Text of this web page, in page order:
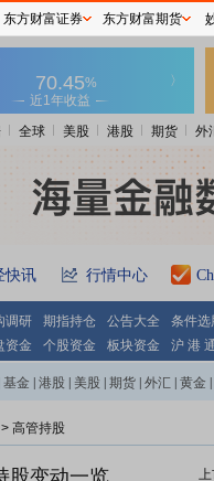
全球 美股 港股 期货 外
快讯 行情中心
调研 期指持仓 公告大全 条件选
资金 个股资金 板块资金 沪 港
基金 港股 美股 期货 外汇 黄金
> 高管持股
股变动一览 上
东方财富证券 东方财富期货